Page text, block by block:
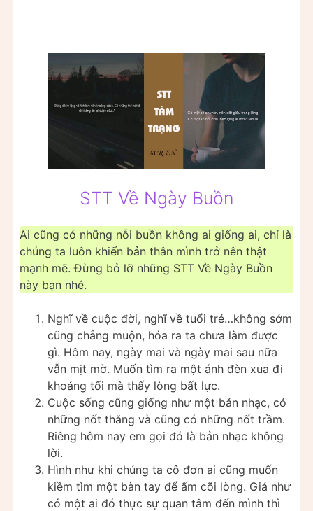
STT Về Ngày Buồn
Ai cũng có những nỗi buồn không ai giống ai, chỉ là
chúng ta luôn khiến bản thân mình trở nên thật
mạnh mẽ. Đừng bỏ lỡ những STT Về Ngày Buồn
này bạn nhé.
Nghĩ về cuộc đời, nghĩ về tuổi trẻ…không sớm
cũng chẳng muộn, hóa ra ta chưa làm được
gì. Hôm nay, ngày mai và ngày mai sau nữa
vẫn mịt mờ. Muốn tìm ra một ánh đèn xua đi
khoảng tối mà thấy lòng bất lực.
Cuộc sống cũng giống như một bản nhạc, có
những nốt thăng và cũng có những nốt trầm.
Riêng hôm nay em gọi đó là bản nhạc không
lời.
Hình như khi chúng ta cô đơn ai cũng muốn
kiềm tìm một bàn tay để ấm cõi lòng. Giá như
có một ai đó thực sự quan tâm đến mình thì